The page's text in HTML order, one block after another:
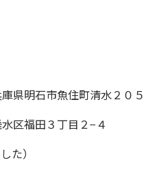
県明石市魚住町清水２０
区福田３丁目２−４
）